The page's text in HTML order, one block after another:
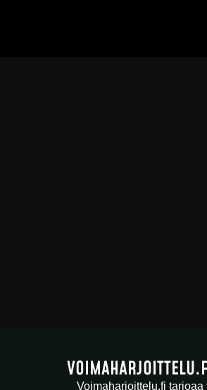
Voimaharjoittelu.fi tarjoaa